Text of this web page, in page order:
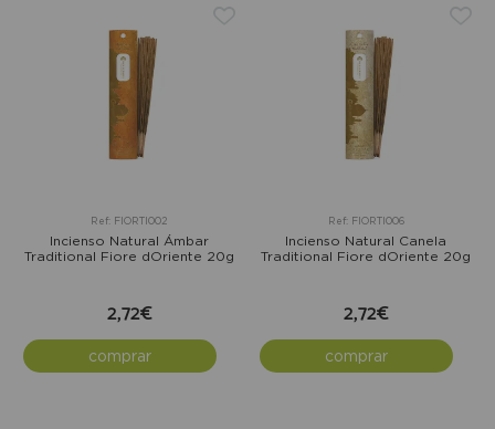
Ref: FIORTI002
Incienso Natural Ámbar
Traditional Fiore dOriente 20g
2,72€
comprar
Ref: FIORTI006
Incienso Natural Canela
Traditional Fiore dOriente 20g
2,72€
comprar